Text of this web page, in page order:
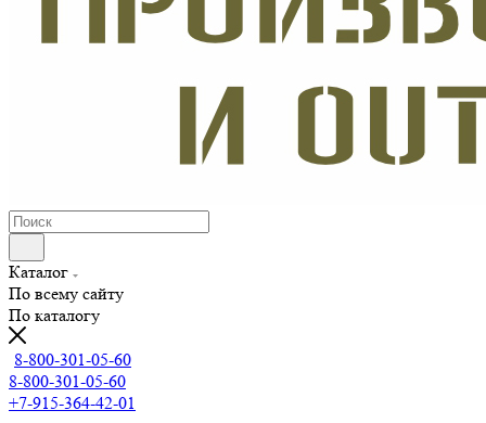
Каталог
По всему сайту
По каталогу
8-800-301-05-60
8-800-301-05-60
+7-915-364-42-01